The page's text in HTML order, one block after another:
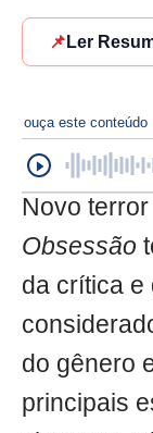
📌 Ler
ouça este conteúdo
Novo
Obsessão
da crítica e
do gênero
principais